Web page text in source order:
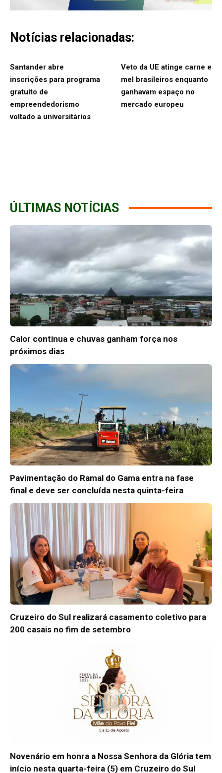
Notícias relacionadas:
Santander abre
inscrições para programa
gratuito de
empreendedorismo
voltado a universitários
Veto da UE atinge carne e
mel brasileiros enquanto
ganhavam espaço no
mercado europeu
ÚLTIMAS NOTÍCIAS
Calor continua e chuvas ganham força nos
próximos dias
Pavimentação do Ramal do Gama entra na fase
final e deve ser concluída nesta quinta-feira
Cruzeiro do Sul realizará casamento coletivo para
200 casais no fim de setembro
Novenário em honra a Nossa Senhora da Glória tem
início nesta quarta-feira (5) em Cruzeiro do Sul